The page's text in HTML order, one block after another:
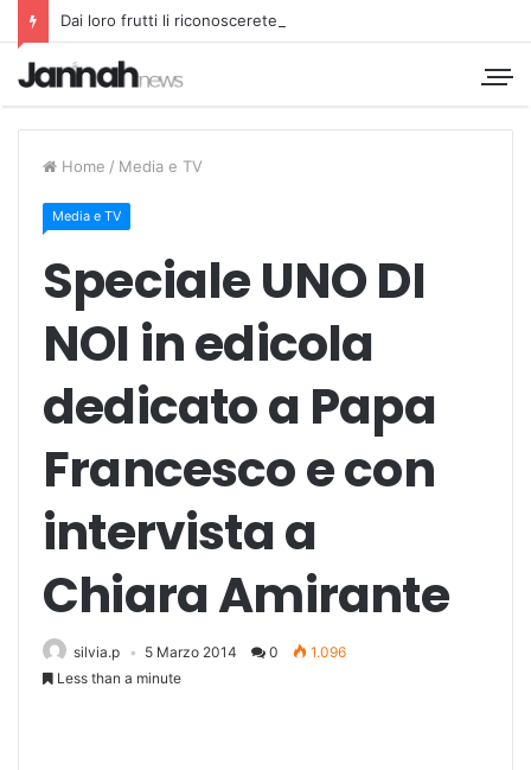
Dai loro frutti li riconoscerete
Home / Media e TV
Media e TV
Speciale UNO DI
NOI in edicola
dedicato a Papa
Francesco e con
intervista a
Chiara Amirante
silvia.p 5 Marzo 2014 0
1.096
Less than a minute